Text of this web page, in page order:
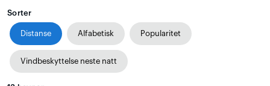
Sorter
Distanse Alfabetisk Popularitet
Vindbeskyttelse neste natt